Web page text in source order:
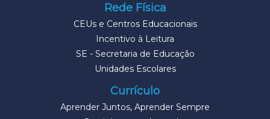
Rede Física
CEUs e Centros Educacionais
Incentivo à Leitura
SE - Secretaria de Educação
Unidades Escolares
Currículo
Aprender Juntos, Aprender Sempre